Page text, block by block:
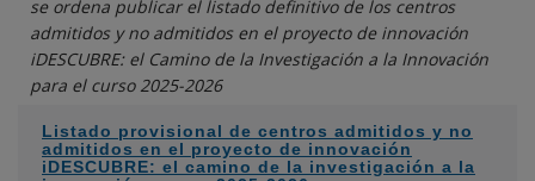
se ordena publicar el listado definitivo de los centros
admitidos y no admitidos en el proyecto de innovación
iDESCUBRE: el Camino de la Investigación a la Innovación
para el curso 2025-2026
Listado provisional de centros admitidos y no
admitidos en el proyecto de innovación
iDESCUBRE: el camino de la investigación a la